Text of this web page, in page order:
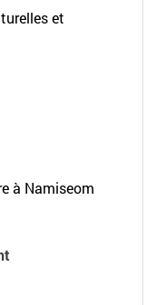
et
à Namiseom